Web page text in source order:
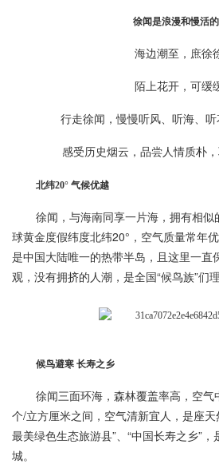
徐闻是浪漫和慢活
海边潮至，庶徐
陌上花开，可缓
行走徐闻，慢慢听风、听海、
感受历史烟云，品尝人情质朴
北纬20° 气候优越
徐闻，与海南同享一片海，拥有相
球黄金度假纬度北纬20°，空气质量常年
是中国大陆唯一的热带半岛，且这里一直
观，没有拥挤的人潮，是全国“候鸟族”们
候鸟避寒 长寿之乡
徐闻三面环海，森林覆盖率高，空
个/立方厘米之间，空气清新宜人，是座
最美绿色生态旅游县”、“中国长寿之乡”
城。